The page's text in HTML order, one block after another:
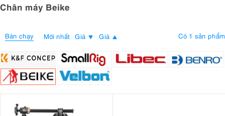
Chân máy Beike
Bán chạy Mới nhất Giá Giá Có 1 sản phẩm